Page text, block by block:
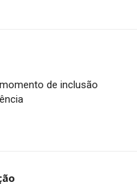
de inclusão